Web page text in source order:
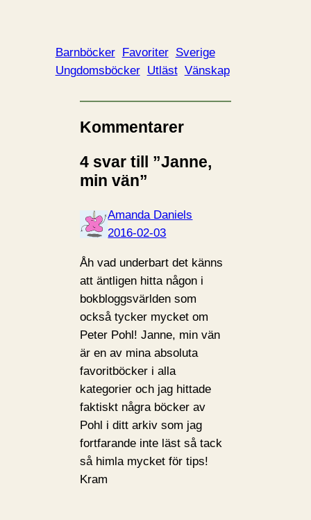
Barnböcker Favoriter Sverige
Ungdomsböcker Utläst Vänskap
Kommentarer
4 svar till ”Janne,
min vän”
Amanda Daniels
2016-02-03
Åh vad underbart det känns
att äntligen hitta någon i
bokbloggsvärlden som
också tycker mycket om
Peter Pohl! Janne, min vän
är en av mina absoluta
favoritböcker i alla
kategorier och jag hittade
faktiskt några böcker av
Pohl i ditt arkiv som jag
fortfarande inte läst så tack
så himla mycket för tips!
Kram